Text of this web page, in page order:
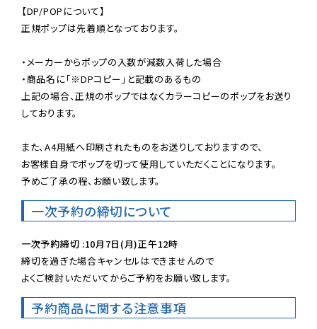
【DP/POPについて】
正規ポップは先着順となっております。
・メーカーからポップの入数が減数入荷した場合
・商品名に「※DPコピー」と記載のあるもの
上記の場合、正規のポップではなくカラーコピーのポップをお送り
しております。
また、A4用紙へ印刷されたものをお送りしておりますので、
お客様自身でポップを切って使用していただくことになります。
予めご了承の程、お願い致します。
一次予約の締切について
一次予約締切 :10月7日(月)正午12時
締切を過ぎた場合キャンセルはできませんので
よくご検討いただいてからご予約をお願い致します。
予約商品に関する注意事項